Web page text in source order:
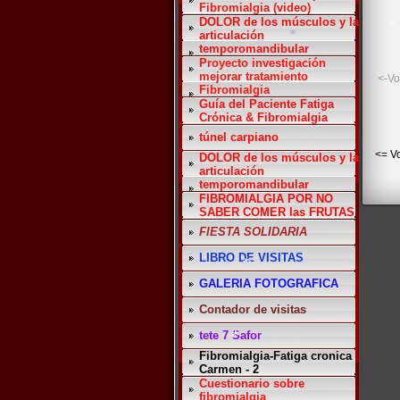
Fibromialgia (video)
DOLOR de los músculos y la
articulación
temporomandibular
Proyecto investigación
mejorar tratamiento
Fibromialgia
Guía del Paciente Fatiga
Crónica & Fibromialgia
túnel carpiano
DOLOR de los músculos y la
articulación
temporomandibular
FIBROMIALGIA POR NO
SABER COMER las FRUTAS
FIESTA SOLIDARIA
LIBRO DE VISITAS
GALERIA FOTOGRAFICA
Contador de visitas
tete 7 Safor
Fibromialgia-Fatiga cronica
Carmen - 2
Cuestionario sobre
fibromialgia
<-
<=
*
*